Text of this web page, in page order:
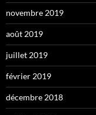
novembre 2019
août 2019
juillet 2019
février 2019
décembre 2018